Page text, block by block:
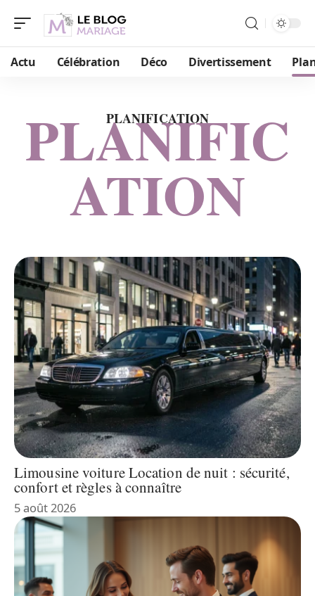
Actu Célébration Déco Divertissement
PLANIFICATION
PLANIFIC
ATION
Limousine voiture Location de nuit : sécurité,
confort et règles à connaître
5 août 2026